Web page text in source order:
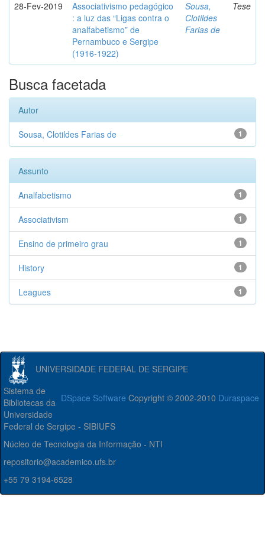
28-Fev-2019
Associativismo pedagógico
: a luz das “Ligas contra o
analfabetismo” de
Pernambuco e Sergipe
(1916-1922)
Sousa,
Clotildes
Farias de
Tese
Busca facetada
Autor
1
Sousa, Clotildes Farias de
Assunto
1
Analfabetismo
1
Associativism
1
Ensino de primeiro grau
1
History
1
Leagues
UNIVERSIDADE FEDERAL DE SERGIPE
DSpace Software Copyright © 2002-2010 Duraspace
Sistema de
Bibliotecas da
Universidade
Federal de Sergipe - SIBIUFS
Núcleo de Tecnologia da Informação - NTI
repositorio@academico.ufs.br
+55 79 3194-6528